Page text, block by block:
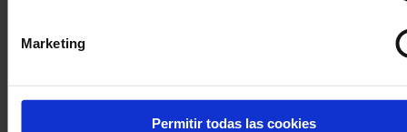
Marketing
Permitir todas las cookies